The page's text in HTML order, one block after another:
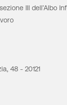
III dell’Albo
48 - 20121